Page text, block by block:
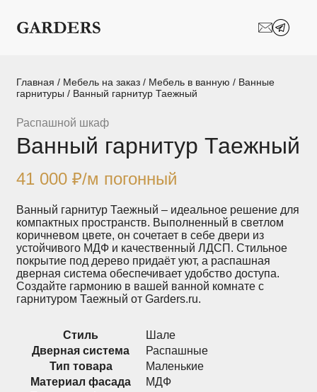
Шкафы-купе
Межкомнатные
Мебель в детскую Мебель в ванную
Модульные
системы
Прихожие Спальни
Стеллажи Тумбы
Шкафы по
Гардеробные
Распашные шкафы
Главная / Мебель на заказ / Мебель в ванную / Ванные
гарнитуры / Ванный гарнитур Таежный
Распашной шкаф
Ванный гарнитур Таежный
41 000₽/м погонный
Ванный гарнитур Таежный – идеальное решение для
компактных пространств. Выполненный в светлом
коричневом цвете, он сочетает в себе двери из
устойчивого МДФ и качественный ЛДСП. Стильное
покрытие под дерево придаёт уют, а распашная
дверная система обеспечивает удобство доступа.
Создайте гармонию в вашей ванной комнате с
гарнитуром Таежный от Garders.ru.
Стиль
Шале
Дверная система
Распашные
Тип товара
Маленькие
Материал фасада
МДФ